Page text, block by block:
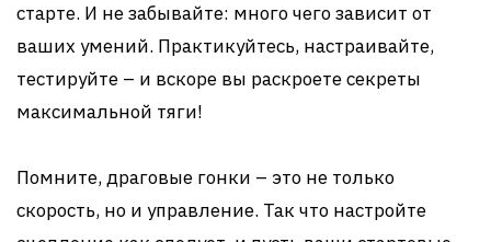
старте. И не забывайте: много чего зависит от
ваших умений. Практикуйтесь, настраивайте,
тестируйте – и вскоре вы раскроете секреты
максимальной тяги!
Помните, драговые гонки – это не только
скорость, но и управление. Так что настройте